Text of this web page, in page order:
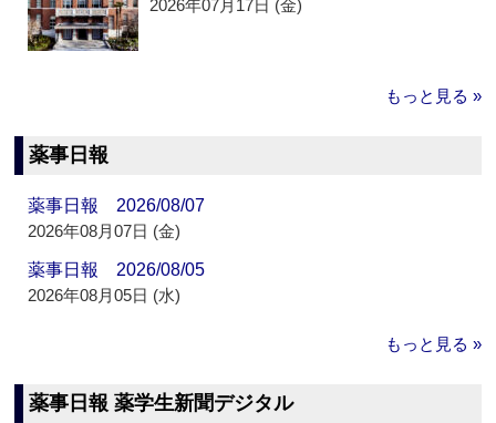
2026年07月17日 (金)
もっと見る »
薬事日報
薬事日報 2026/08/07
2026年08月07日 (金)
薬事日報 2026/08/05
2026年08月05日 (水)
もっと見る »
薬事日報 薬学生新聞デジタル